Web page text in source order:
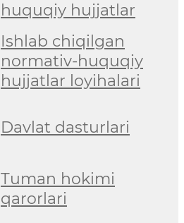
huquqiy hujjatlar
Ishlab chiqilgan
normativ-huquqiy
hujjatlar loyihalari
Davlat dasturlari
Tuman hokimi
qarorlari